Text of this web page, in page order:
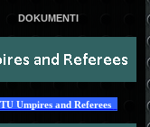
DOKUMENTI
Umpires and Referees